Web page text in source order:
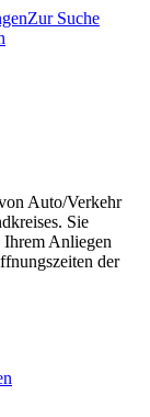
Zur Suche
Auto/Verkehr
Sie
Anliegen
der